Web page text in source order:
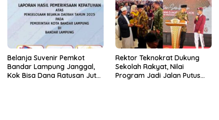
Belanja Suvenir Pemkot
Bandar Lampung Janggal,
Kok Bisa Dana Ratusan Juta
Rektor Teknokrat Dukung
Sekolah Rakyat, Nilai
Program Jadi Jalan Putus